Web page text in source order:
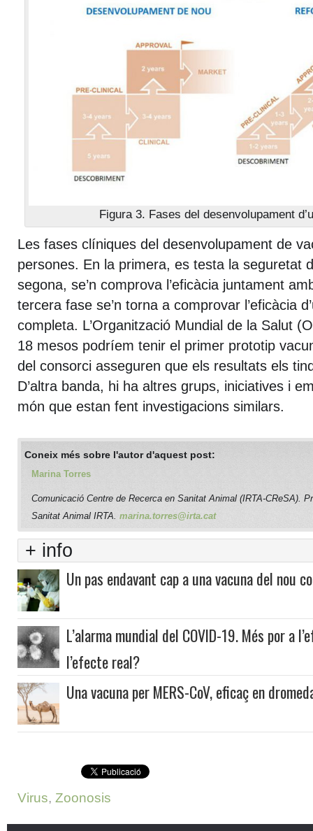
Figura 3. Fases del desenvolupament
Les fases clíniques del desenvolupament de
persones. En la primera, es testa la seguretat
segona, se’n comprova l’eficàcia juntament
tercera fase se’n torna a comprovar l’eficàcia
completa. L’Organització Mundial de la Salut
18 mesos podríem tenir el primer prototip
del consorci asseguren que els resultats els
D’altra banda, hi ha altres grups, iniciatives i
món que estan fent investigacions similars.
Coneix més sobre l'autor d'aquest post:
Marina Torres
Comunicació Centre de Recerca en Sanitat Animal (IRTA-CReSA).
Sanitat Animal IRTA. marina.torres@irta.cat
+ info
Un pas endavant cap a una vacuna del nou
L’alarma mundial del COVID-19. Més por a
l’efecte real?
Una vacuna per MERS-CoV, eficaç en
Virus, Zoonosis